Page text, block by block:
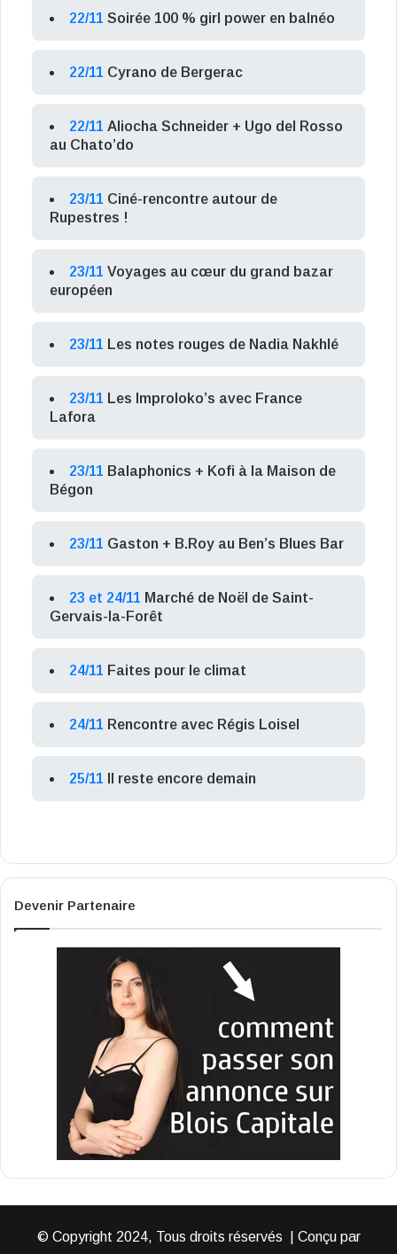
22/11 Soirée 100 % girl power en balnéo
22/11 Cyrano de Bergerac
22/11 Aliocha Schneider + Ugo del Rosso
au Chato’do
23/11 Ciné-rencontre autour de
Rupestres !
23/11 Voyages au cœur du grand bazar
européen
23/11 Les notes rouges de Nadia Nakhlé
23/11 Les Improloko’s avec France
Lafora
23/11 Balaphonics + Kofi à la Maison de
Bégon
23/11 Gaston + B.Roy au Ben’s Blues Bar
23 et 24/11 Marché de Noël de Saint-
Gervais-la-Forêt
24/11 Faites pour le climat
24/11 Rencontre avec Régis Loisel
25/11 Il reste encore demain
Devenir Partenaire
© Copyright 2024, Tous droits réservés | Conçu par